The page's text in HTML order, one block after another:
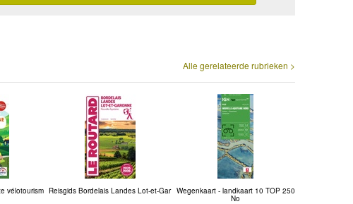
Alle gerelateerde rubrieken >
vélotourism Reisgids Bordelais Landes Lot-et-Gar Wegenkaart - landkaart 10 TOP 250
No